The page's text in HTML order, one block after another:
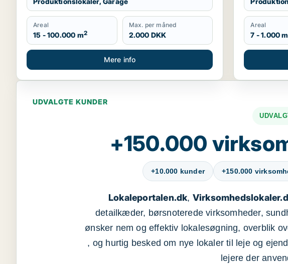
Areal
15 - 100.000 m2
Max. per måned
2.000 DKK
Mere info
Areal
7 - 1.000 m
UDVALGTE KUNDER
+150.000
+10.000 kunder +150.000
Lokaleportalen.dk,
detailkæder, børsnoterede virksomheder,
ønsker nem og effektiv lokalesøgning, overblik
, og hurtig besked om nye lokaler til leje og
lejere der